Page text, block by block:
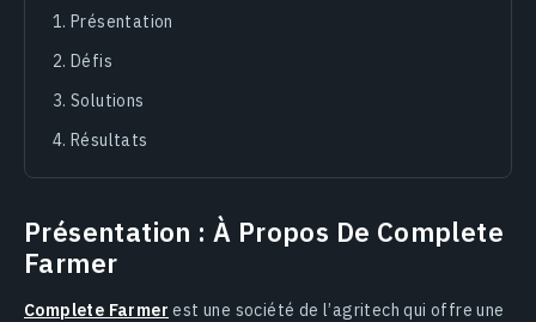
Présentation
Défis
Solutions
Résultats
Présentation : À Propos De Complete
Farmer
Complete Farmer est une société de l’agritech qui offre une